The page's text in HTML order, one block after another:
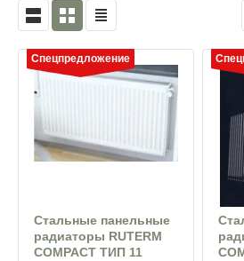
Спецпредложение
Стальные панельные
радиаторы RUTERM
COMPACT ТИП 11